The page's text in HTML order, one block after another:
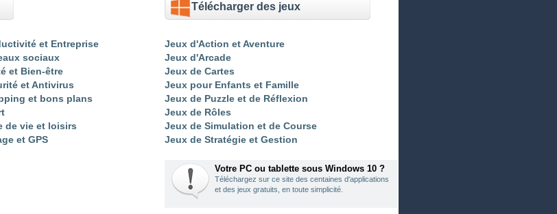
et Entreprise
sociaux
et Bien-être
et Antivirus
et bons plans
de vie et loisirs
et GPS
Télécharger des jeux
Jeux d'Action et Aventure
Jeux d'Arcade
Jeux de Cartes
Jeux pour Enfants et Famille
Jeux de Puzzle et de Réflexion
Jeux de Rôles
Jeux de Simulation et de Course
Jeux de Stratégie et Gestion
Votre PC ou tablette sous Windows 10 ?
Téléchargez sur ce site des centaines d'applications
et des jeux gratuits, en toute simplicité.